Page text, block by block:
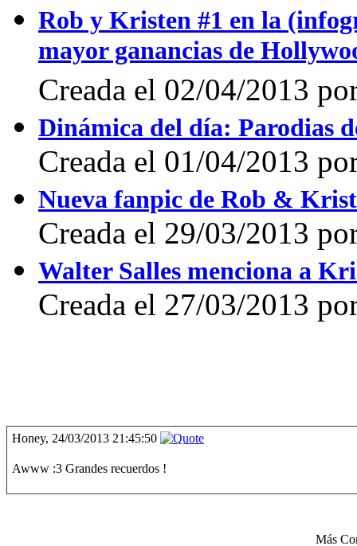
Rob y Kristen #1 en la
mayor ganancias de
Creada el 02/04/2013
Dinámica del día: Parodias
Creada el 01/04/2013
Nueva fanpic de Rob &
Creada el 29/03/2013
Walter Salles menciona a
Creada el 27/03/2013
Honey, 24/03/2013 21:45:50
Awww :3 Grandes recuerdos !
Más